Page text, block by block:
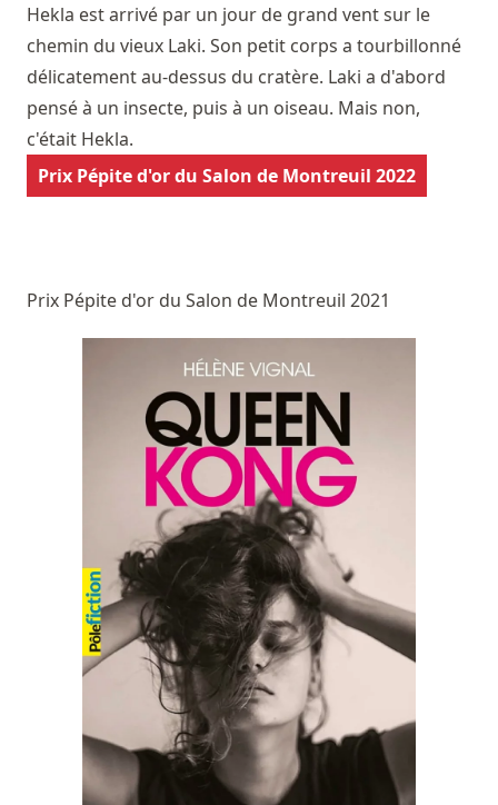
Hekla est arrivé par un jour de grand vent sur le
chemin du vieux Laki. Son petit corps a tourbillonné
délicatement au-dessus du cratère. Laki a d'abord
pensé à un insecte, puis à un oiseau. Mais non,
c'était Hekla.
Prix Pépite d'or du Salon de Montreuil 2022
Prix Pépite d'or du Salon de Montreuil 2021